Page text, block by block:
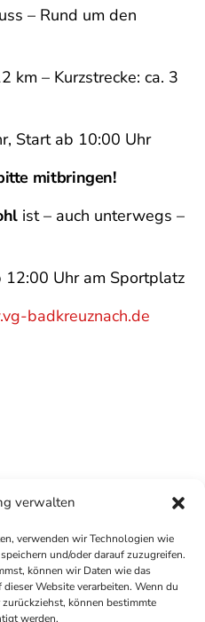
verwalten
verwenden wir Technologien wie
und/oder darauf zuzugreifen.
können wir Daten wie das
Website verarbeiten. Wenn du
können bestimmte
werden.
– Rund um den
km – Kurzstrecke: ca. 3
Start ab 10:00 Uhr
mitbringen!
ist – auch unterwegs –
12:00 Uhr am Sportplatz
badkreuznach.de